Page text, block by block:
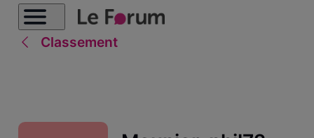
Classement